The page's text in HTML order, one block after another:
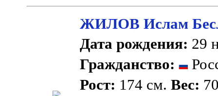
ЖИЛОВ Ислам
Дата рождения: 29
Гражданство:
Рост: 174 см.Вес: